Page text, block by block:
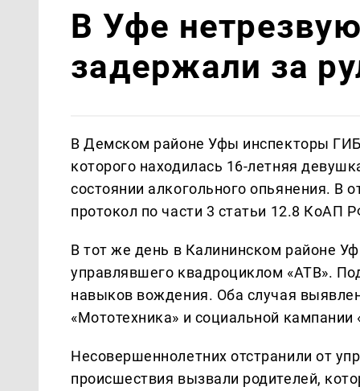
В Уфе
задержали за
В Демском районе Уфы инспекторы
которого находилась 16-летняя
состоянии алкогольного опьянения. В
протокол по части 3 статьи 12.8 КоАП
В тот же день в Калининском районе
управлявшего квадроциклом «АТВ».
навыков вождения. Оба случая
«Мототехника» и социальной
Несовершеннолетних отстранили от
происшествия вызвали родителей,